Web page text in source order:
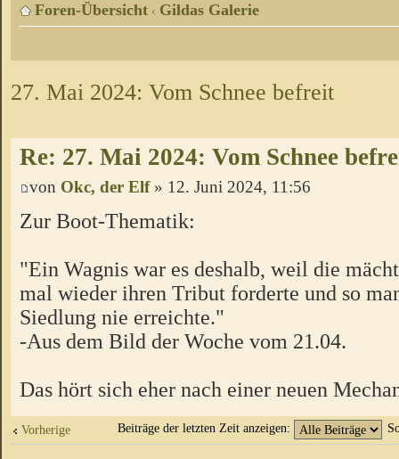
Foren-Übersicht ‹ Gildas Galerie
27. Mai 2024: Vom Schnee befreit
Re: 27. Mai 2024: Vom Schnee
von Okc, der Elf» 12. Juni 2024, 11:56
Zur Boot-Thematik:
"Ein Wagnis war es deshalb, weil die
mal wieder ihren Tribut forderte und so
Siedlung nie erreichte."
-Aus dem Bild der Woche vom 21.04.
Das hört sich eher nach einer neuen
Vorherige Beiträge der letzten Zeit anzeigen: